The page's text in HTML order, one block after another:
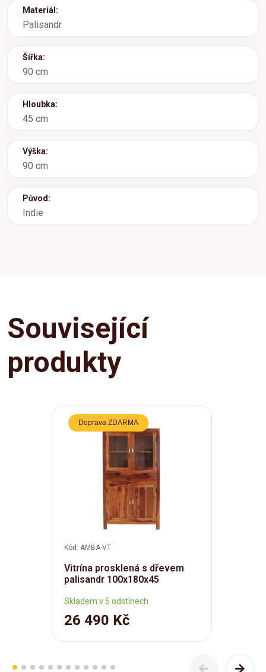
Materiál:
Palisandr
Šířka:
90 cm
Hloubka:
45 cm
Výška:
90 cm
Původ:
Indie
Související
produkty
Doprava ZDARMA
Kód: AMBA-VT
Vitrína prosklená s dřevem
palisandr 100x180x45
Skladem v 5 odstínech
26 490 Kč